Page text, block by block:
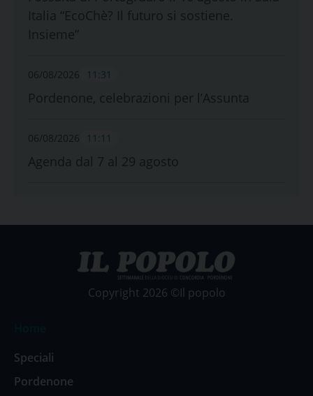
Italia “EcoChè? Il futuro si sostiene.
Insieme”
06/08/2026 11:31
Pordenone, celebrazioni per l’Assunta
06/08/2026 11:11
Agenda dal 7 al 29 agosto
Copyright 2026 ©Il popolo
Speciali
Pordenone